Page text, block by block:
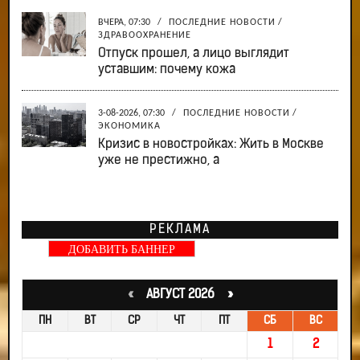
ВЧЕРА, 07:30 / ПОСЛЕДНИЕ НОВОСТИ /
ЗДРАВООХРАНЕНИЕ
Отпуск прошел, а лицо выглядит
уставшим: почему кожа
3-08-2026, 07:30 / ПОСЛЕДНИЕ НОВОСТИ /
ЭКОНОМИКА
Кризис в новостройках: Жить в Москве
уже не престижно, а
РЕКЛАМА
ДОБАВИТЬ БАННЕР
«АВГУСТ 2026 »
ПН ВТ СР ЧТ ПТ СБ ВС
1 2